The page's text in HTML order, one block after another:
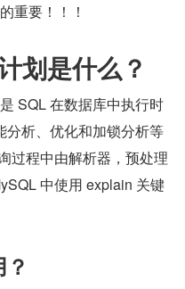
重要！！！
划是什么？
SQL 在数据库中执行时
分析、优化和加锁分析等
过程中由解析器，预处理
中使用 explain 关键